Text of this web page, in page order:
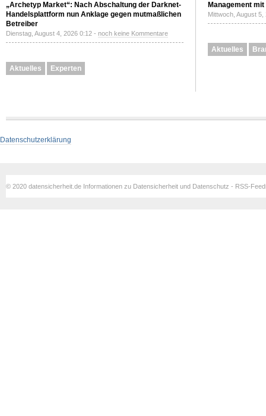
„Archetyp Market“: Nach Abschaltung der Darknet-
Handelsplattform nun Anklage gegen mutmaßlichen
Betreiber
Dienstag, August 4, 2026 0:12 - noch keine Kommentare
Aktuelles Experten
Management
Mittwoch, August
Aktuelles
Datenschutzerklärung
© 2020 datensicherheit.de Informationen zu Datensicherheit und Datenschutz - RSS-